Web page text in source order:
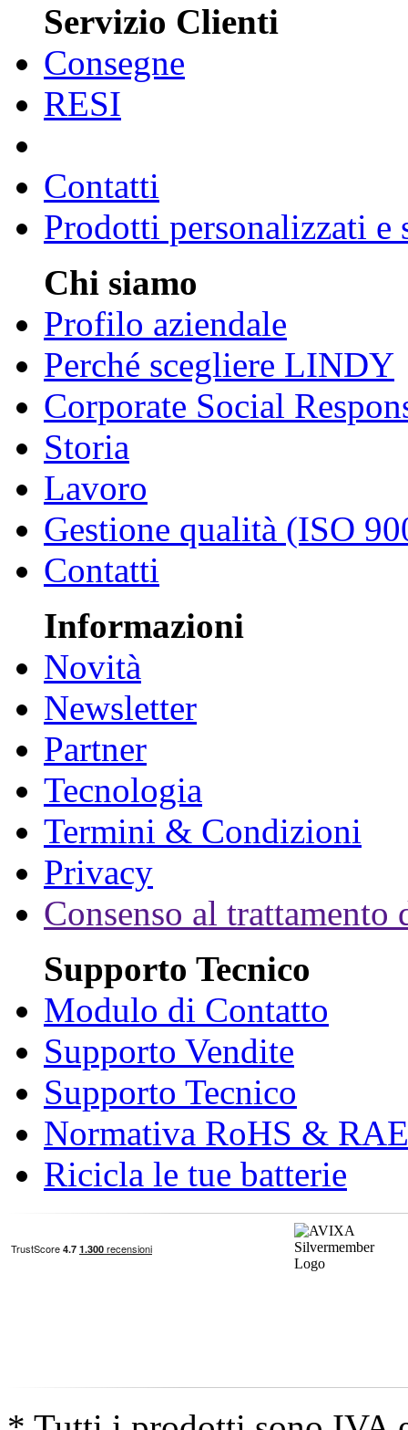
Servizio Clienti
Consegne
RESI
Contatti
Prodotti personalizzati e
Chi siamo
Profilo aziendale
Perché scegliere LINDY
Corporate Social
Storia
Lavoro
Gestione qualità (ISO
Contatti
Informazioni
Novità
Newsletter
Partner
Tecnologia
Termini & Condizioni
Privacy
Consenso al trattamento
Supporto Tecnico
Modulo di Contatto
Supporto Vendite
Supporto Tecnico
Normativa RoHS &
Ricicla le tue batterie